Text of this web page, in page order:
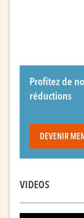
Profitez de
réductions
DEVENIR
VIDEOS